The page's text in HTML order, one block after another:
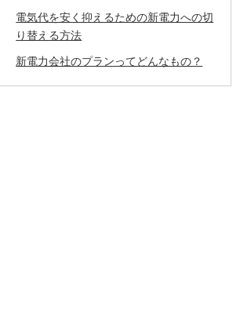
電気代を安く抑えるための新電力への切
り替える方法
新電力会社のプランってどんなもの？
新電力会社の競争で生まれるメリット